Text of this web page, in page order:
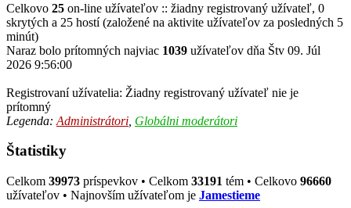
Celkovo 25 on-line užívateľov :: žiadny registrovaný užívateľ, 0
skrytých a 25 hostí (založené na aktivite užívateľov za posledných 5
minút)
Naraz bolo prítomných najviac 1039 užívateľov dňa Štv 09. Júl
2026 9:56:00
Registrovaní užívatelia: Žiadny registrovaný užívateľ nie je
prítomný
Legenda: Administrátori Globálni moderátori
Štatistiky
Celkom 39973 príspevkov • Celkom 33191 tém • Celkovo 96660
užívateľov • Najnovším užívateľom je Jamestieme